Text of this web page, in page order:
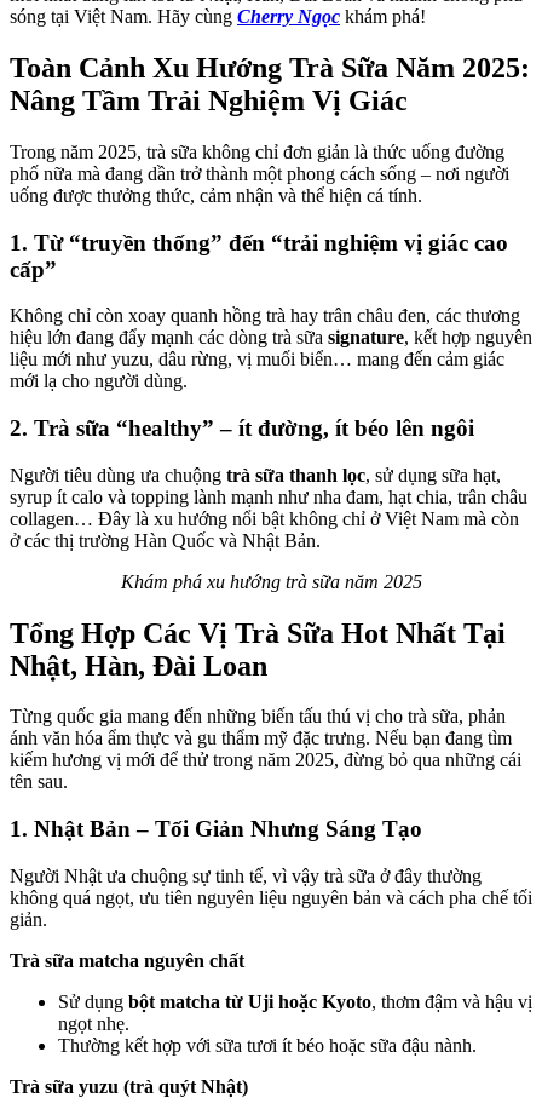
sóng tại Việt Nam. Hãy cùng Cherry Ngọc khám phá!
Toàn Cảnh Xu Hướng Trà Sữa Năm 2025:
Nâng Tầm Trải Nghiệm Vị Giác
Trong năm 2025, trà sữa không chỉ đơn giản là thức uống đường
phố nữa mà đang dần trở thành một phong cách sống – nơi người
uống được thưởng thức, cảm nhận và thể hiện cá tính.
1. Từ “truyền thống” đến “trải nghiệm vị giác cao
cấp”
Không chỉ còn xoay quanh hồng trà hay trân châu đen, các thương
hiệu lớn đang đẩy mạnh các dòng trà sữa signature, kết hợp nguyên
liệu mới như yuzu, dâu rừng, vị muối biển… mang đến cảm giác
mới lạ cho người dùng.
2. Trà sữa “healthy” – ít đường, ít béo lên ngôi
Người tiêu dùng ưa chuộng trà sữa thanh lọc, sử dụng sữa hạt,
syrup ít calo và topping lành mạnh như nha đam, hạt chia, trân châu
collagen… Đây là xu hướng nổi bật không chỉ ở Việt Nam mà còn
ở các thị trường Hàn Quốc và Nhật Bản.
Khám phá xu hướng trà sữa năm 2025
Tổng Hợp Các Vị Trà Sữa Hot Nhất Tại
Nhật, Hàn, Đài Loan
Từng quốc gia mang đến những biến tấu thú vị cho trà sữa, phản
ánh văn hóa ẩm thực và gu thẩm mỹ đặc trưng. Nếu bạn đang tìm
kiếm hương vị mới để thử trong năm 2025, đừng bỏ qua những cái
tên sau.
1. Nhật Bản – Tối Giản Nhưng Sáng Tạo
Người Nhật ưa chuộng sự tinh tế, vì vậy trà sữa ở đây thường
không quá ngọt, ưu tiên nguyên liệu nguyên bản và cách pha chế tối
giản.
Trà sữa matcha nguyên chất
Sử dụng bột matcha từ Uji hoặc Kyoto, thơm đậm và hậu vị
ngọt nhẹ.
Thường kết hợp với sữa tươi ít béo hoặc sữa đậu nành.
Trà sữa yuzu (trà quýt Nhật)